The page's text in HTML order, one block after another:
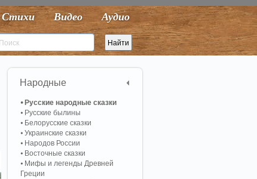
Стихи Видео Аудио
Народные
Русские народные сказки
Русские былины
Белорусские сказки
Украинские сказки
Народов России
Восточные сказки
Мифы и легенды Древней
Греции